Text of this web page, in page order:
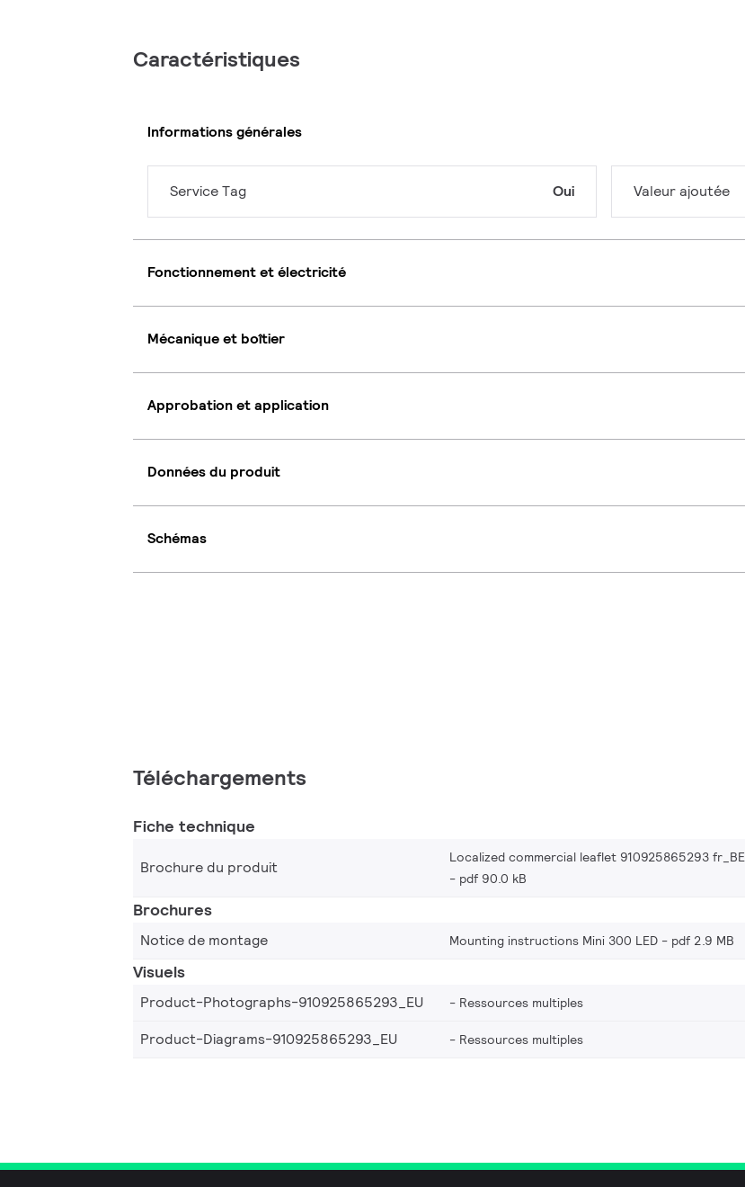
Caractéristiques
Informations générales
Service Tag Oui Valeur ajoutée
Fonctionnement et électricité
Mécanique et boîtier
Approbation et application
Données du produit
Schémas
Téléchargements
Fiche technique
Brochure du produit
Localized commercial leaflet 910925865293 fr_BE
pdf 90.0 kB
Brochures
Notice de montage Mounting instructions Mini 300 LED pdf 2.9 MB
Visuels
Product-Photographs-910925865293_EU Ressources multiples
Product-Diagrams-910925865293_EU
Ressources multiples